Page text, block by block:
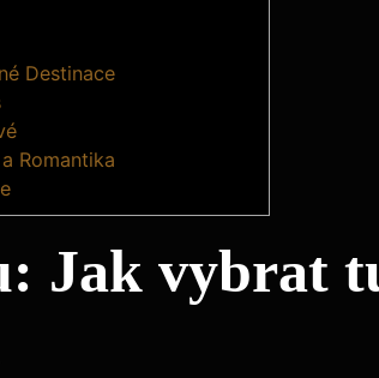
Destinace
Romantika
Jak vybrat